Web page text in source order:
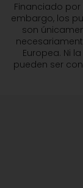
Financiado por
embargo, los
son
Europea. Ni
pueden ser